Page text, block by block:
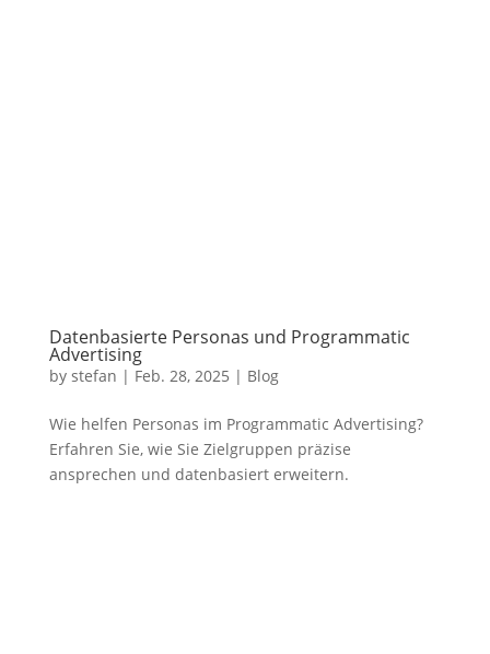
Datenbasierte Personas und Programmatic
Advertising
by stefan | Feb. 28, 2025 | Blog
Wie helfen Personas im Programmatic Advertising?
Erfahren Sie, wie Sie Zielgruppen präzise
ansprechen und datenbasiert erweitern.